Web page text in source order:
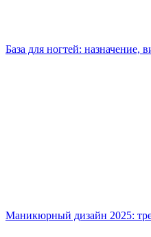
База для ногтей: назначение,
Маникюрный дизайн 2025: